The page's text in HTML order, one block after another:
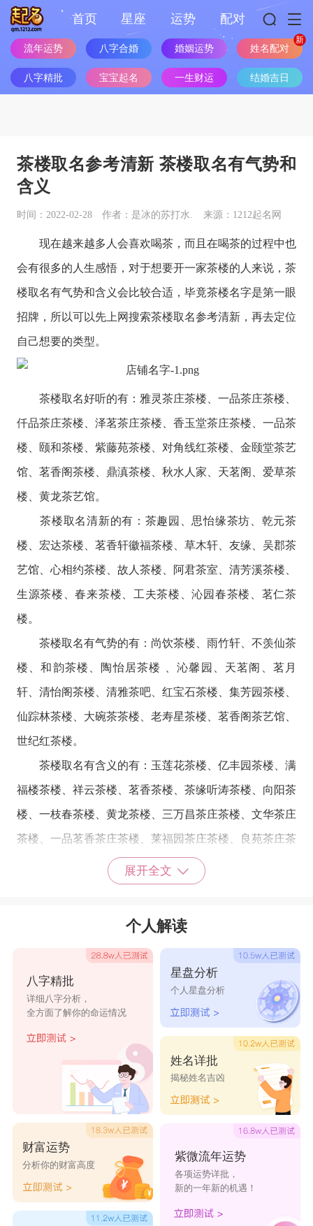
首页 星座 运势 配对
流年运势 八字合婚 婚姻运势 姓名配对
八字精批 宝宝起名 一生财运 结婚吉日
茶楼取名参考清新 茶楼取名有气势和
含义
时间：2022-02-28 作者：是冰的苏打水. 来源：1212起名网
现在越来越多人会喜欢喝茶，而且在喝茶的过程中也
会有很多的人生感悟，对于想要开一家茶楼的人来说，茶
楼取名有气势和含义会比较合适，毕竟茶楼名字是第一眼
招牌，所以可以先上网搜索茶楼取名参考清新，再去定位
自己想要的类型。
茶楼取名好听的有：雅灵茶庄茶楼、一品茶庄茶楼、
仟品茶庄茶楼、泽茗茶庄茶楼、香玉堂茶庄茶楼、一品茶
楼、颐和茶楼、紫藤苑茶楼、对角线红茶楼、金颐堂茶艺
馆、茗香阁茶楼、鼎滇茶楼、秋水人家、天茗阁、爱草茶
楼、黄龙茶艺馆。
茶楼取名清新的有：茶趣园、思怡缘茶坊、乾元茶
楼、宏达茶楼、茗香轩徽福茶楼、草木轩、友缘、吴郡茶
艺馆、心相约茶楼、故人茶楼、阿君茶室、清芳溪茶楼、
生源茶楼、春来茶楼、工夫茶楼、沁园春茶楼、茗仁茶
楼。
茶楼取名有气势的有：尚饮茶楼、雨竹轩、不羡仙茶
楼、和韵茶楼、陶怡居茶楼 、沁馨园、天茗阁、茗月
轩、清怡阁茶楼、清雅茶吧、红宝石茶楼、集芳园茶楼、
仙踪林茶楼、大碗茶茶楼、老寿星茶楼、茗香阁茶艺馆、
世纪红茶楼。
茶楼取名有含义的有：玉莲花茶楼、亿丰园茶楼、满
福楼茶楼、祥云茶楼、茗香茶楼、茶缘听涛茶楼、向阳茶
楼、一枝春茶楼、黄龙茶楼、三万昌茶庄茶楼、文华茶庄
茶楼、一品茗香茶庄茶楼、莱福园茶庄茶楼、良苑茶庄茶
展开全文
个人解读
八字精批
详细八字分析，
全方面了解你的命运情况
财富运势
分析你的财富高度
星盘分析
个人星盘分析
姓名详批
揭秘姓名吉凶
紫微流年运势
各项运势详批，
新的一年新的机遇！